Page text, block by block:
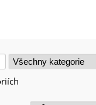
Všechny
kategorie